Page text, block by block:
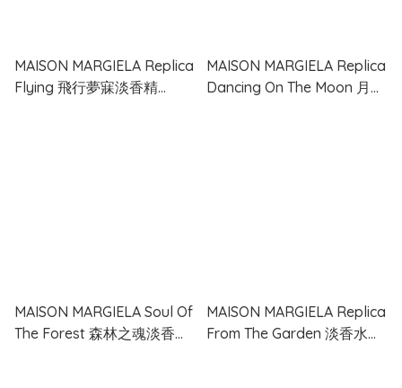
MAISON MARGIELA Replica
Flying 飛行夢寐淡香精
MAISON MARGIELA Replica
Dancing On The Moon 月球
MAISON MARGIELA Soul Of
The Forest 森林之魂淡香精
MAISON MARGIELA Replica
From The Garden 淡香水